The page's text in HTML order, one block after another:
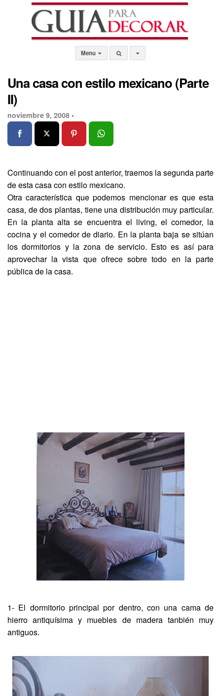
Menu
Una casa con estilo mexicano (Parte
II)
noviembre 9, 2008 •
Continuando con el post anterior, traemos la segunda parte
de esta casa con estilo mexicano.
Otra característica que podemos mencionar es que esta
casa, de dos plantas, tiene una distribución muy particular.
En la planta alta se encuentra el living, el comedor, la
cocina y el comedor de diario. En la planta baja se sitúan
los dormitorios y la zona de servicio. Esto es así para
aprovechar la vista que ofrece sobre todo en la parte
pública de la casa.
1- El dormitorio principal por dentro, con una cama de
hierro antiquísima y muebles de madera tanbién muy
antiguos.